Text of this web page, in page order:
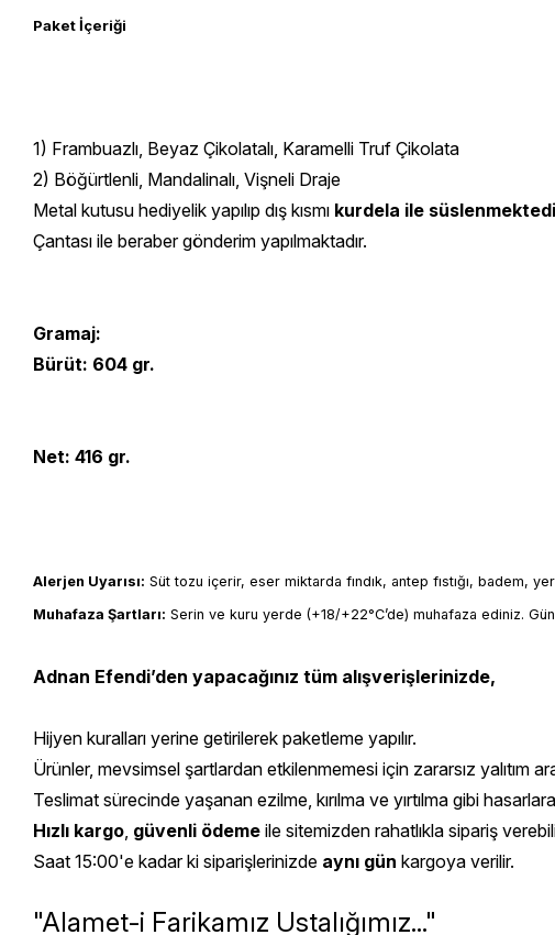
Paket İçeriği
1) Frambuazlı, Beyaz Çikolatalı, Karamelli Truf Çikolata
2) Böğürtlenli, Mandalinalı, Vişneli Draje
Metal kutusu hediyelik yapılıp dış kısmı kurdela ile
Çantası ile beraber gönderim yapılmaktadır.
Gramaj:
Bürüt: 604 gr.
Net: 416 gr.
Alerjen Uyarısı: Süt tozu içerir, eser miktarda fındık, antep fıstığı, badem,
Muhafaza Şartları: Serin ve kuru yerde (+18/+22°C’de) muhafaza ediniz.
Adnan Efendi’den yapacağınız tüm alışverişlerinizde,
Hijyen kuralları yerine getirilerek paketleme yapılır.
Ürünler, mevsimsel şartlardan etkilenmemesi için zararsız yalıtım
Teslimat sürecinde yaşanan ezilme, kırılma ve yırtılma gibi
Hızlı kargo, güvenli ödeme ile sitemizden rahatlıkla sipariş
Saat 15:00'e kadar ki siparişlerinizde aynı gün kargoya verilir.
"Alamet-i Farikamız Ustalığımız..."